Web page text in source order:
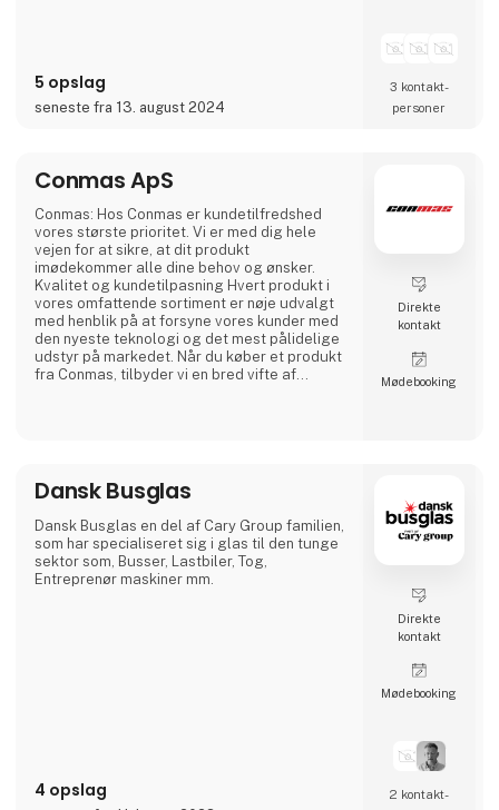
5 opslag
seneste fra 13. august 2024
3 kontakt­
personer
Conmas ApS
Conmas: Hos Conmas er kundetilfredshed
vores største prioritet. Vi er med dig hele
vejen for at sikre, at dit produkt
imødekommer alle dine behov og ønsker.
Kvalitet og kundetilpasning Hvert produkt i
vores omfattende sortiment er nøje udvalgt
med henblik på at forsyne vores kunder med
den nyeste teknologi og det mest pålidelige
udstyr på markedet. Når du køber et produkt
fra Conmas, tilbyder vi en bred vifte af
køb og salg af udstyr i bygg
Direkte
kontakt
Møde­booking
Dansk Busglas
Dansk Busglas en del af Cary Group familien,
som har specialiseret sig i glas til den tunge
sektor som, Busser, Lastbiler, Tog,
Entreprenør maskiner mm.
4 opslag
Direkte
kontakt
Møde­booking
2 kontakt­